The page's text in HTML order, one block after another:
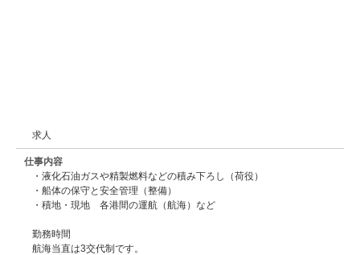
求人
仕事内容
・液化石油ガスや精製燃料などの積み下ろし（荷役）
・船体の保守と安全管理（整備）
・積地・現地 各港間の運航（航海）など
勤務時間
航海当直は3交代制です。